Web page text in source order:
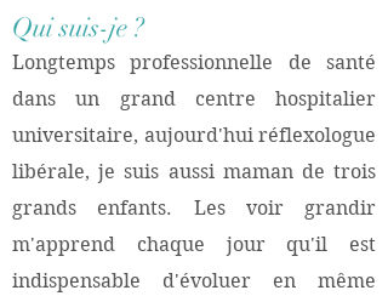
Qui suis-je ?
Longtemps professionnelle de santé
dans un grand centre hospitalier
universitaire, aujourd'hui réflexologue
libérale, je suis aussi maman de trois
grands enfants. Les voir grandir
m'apprend chaque jour qu'il est
indispensable d'évoluer en même